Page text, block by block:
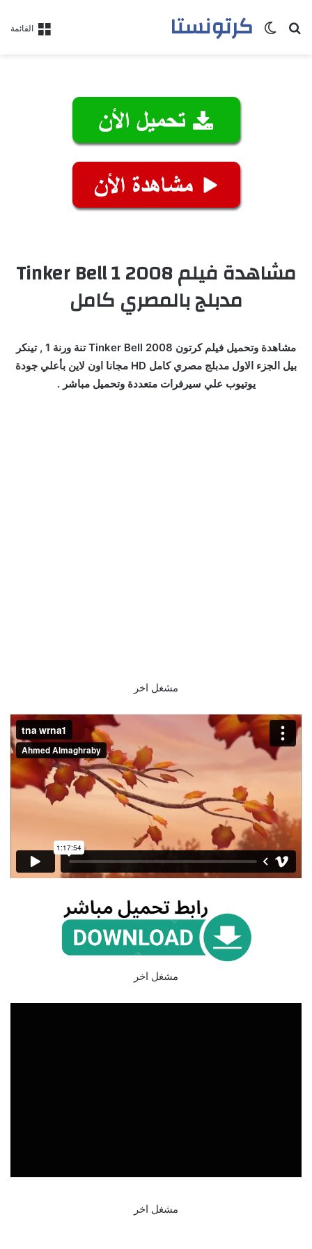
القائمة كرتونستابحث عنالوضع المظلم
مشاهدة فيلم Tinker Bell 1 2008
مدبلج بالمصري كامل
مشاهدة وتحميل فيلم كرتون Tinker Bell 2008 تنة ورنة 1 , تينكر
بيل الجزء الاول مدبلج مصري كامل HD مجانا اون لاين بأعلي جودة
يوتيوب علي سيرفرات متعددة وتحميل مباشر .
مشغل اخر
مشغل اخر
مشغل اخر